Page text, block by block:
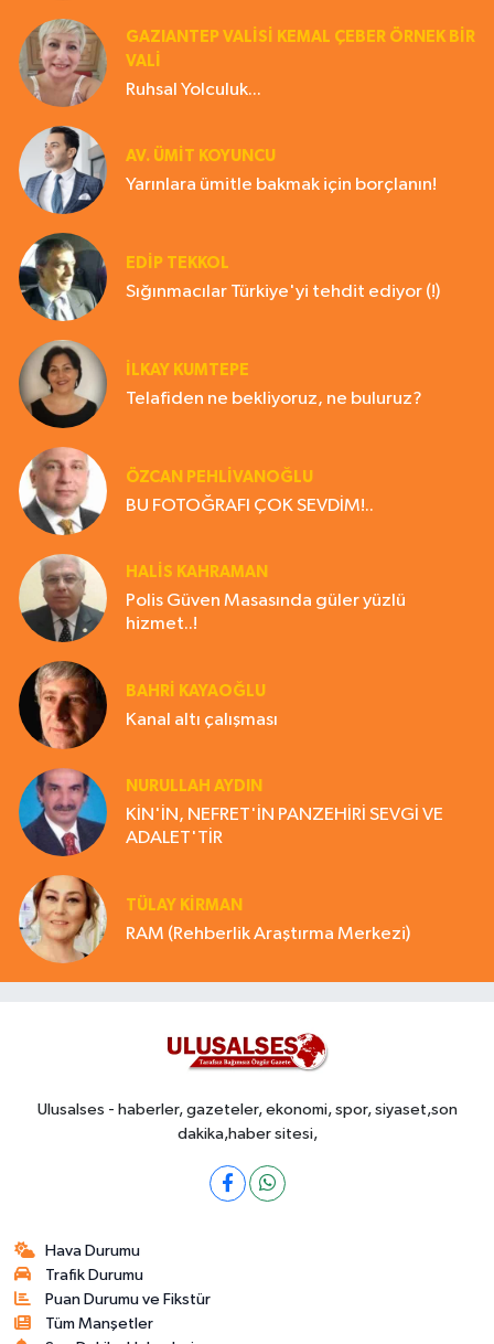
GAZIANTEP VALISI KEMAL ÇEBER ÖRNEK BİR
VALİ
Ruhsal Yolculuk...
AV. ÜMIT KOYUNCU
Yarınlara ümitle bakmak için borçlanın!
EDIP TEKKOL
Sığınmacılar Türkiye'yi tehdit ediyor (!)
İLKAY KUMTEPE
Telafiden ne bekliyoruz, ne buluruz?
ÖZCAN PEHLİVANOĞLU
BU FOTOĞRAFI ÇOK SEVDİM!..
HALIS KAHRAMAN
Polis Güven Masasında güler yüzlü
hizmet..!
BAHRI KAYAOĞLU
Kanal altı çalışması
NURULLAH AYDIN
KİN'İN, NEFRET'İN PANZEHİRİ SEVGİ VE
ADALET'TİR
TÜLAY KİRMAN
RAM (Rehberlik Araştırma Merkezi)
Ulusalses - haberler, gazeteler, ekonomi, spor, siyaset,son
dakika,haber sitesi,
Hava Durumu
Trafik Durumu
Puan Durumu ve Fikstür
Tüm Manşetler